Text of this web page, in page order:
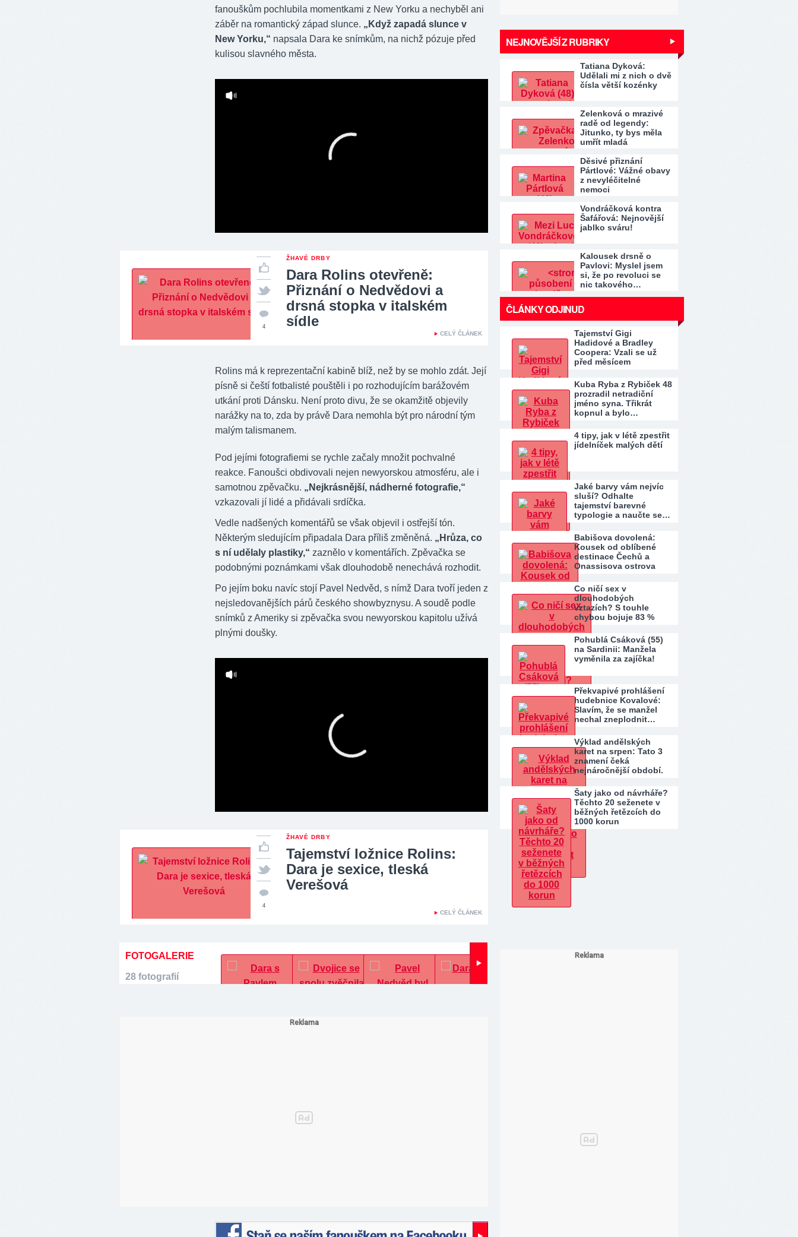
fanouškům pochlubila momentkami z New Yorku a nechyběl ani
záběr na romantický západ slunce. „Když zapadá slunce v
New Yorku,“ napsala Dara ke snímkům, na nichž pózuje před
kulisou slavného města.
ŽHAVÉ DRBY
Dara Rolins otevřeně:
Přiznání o Nedvědovi a
drsná stopka v italském
sídle
CELÝ ČLÁNEK
4
Rolins má k reprezentační kabině blíž, než by se mohlo zdát. Její
písně si čeští fotbalisté pouštěli i po rozhodujícím barážovém
utkání proti Dánsku. Není proto divu, že se okamžitě objevily
narážky na to, zda by právě Dara nemohla být pro národní tým
malým talismanem.
Pod jejími fotografiemi se rychle začaly množit pochvalné
reakce. Fanoušci obdivovali nejen newyorskou atmosféru, ale i
samotnou zpěvačku. „Nejkrásnější, nádherné fotografie,“
vzkazovali jí lidé a přidávali srdíčka.
Vedle nadšených komentářů se však objevil i ostřejší tón.
Některým sledujícím připadala Dara příliš změněná. „Hrůza, co
s ní udělaly plastiky,“ zaznělo v komentářích. Zpěvačka se
podobnými poznámkami však dlouhodobě nenechává rozhodit.
Po jejím boku navíc stojí Pavel Nedvěd, s nímž Dara tvoří jeden z
nejsledovanějších párů českého showbyznysu. A soudě podle
snímků z Ameriky si zpěvačka svou newyorskou kapitolu užívá
plnými doušky.
ŽHAVÉ DRBY
Tajemství ložnice Rolins:
Dara je sexice, tleská
Verešová
CELÝ ČLÁNEK
4
FOTOGALERIE
28 fotografií
NEJNOVĚJŠÍ Z RUBRIKY
Tatiana Dyková:
Udělali mi z nich o dvě
čísla větší kozénky
Zelenková o mrazivé
radě od legendy:
Jitunko, ty bys měla
umřít mladá
Děsivé přiznání
Pártlové: Vážné obavy
z nevyléčitelné
nemoci
Vondráčková kontra
Šafářová: Nejnovější
jablko sváru!
Kalousek drsně o
Pavlovi: Myslel jsem
si, že po revoluci se
nic takového…
ČLÁNKY ODJINUD
Tajemství Gigi
Hadidové a Bradley
Coopera: Vzali se už
před měsícem
Kuba Ryba z Rybiček 48
prozradil netradiční
jméno syna. Třikrát
kopnul a bylo…
4 tipy, jak v létě zpestřit
jídelníček malých dětí
Jaké barvy vám nejvíc
sluší? Odhalte
tajemství barevné
typologie a naučte se…
Babišova dovolená:
Kousek od oblíbené
destinace Čechů a
Onassisova ostrova
Co ničí sex v
dlouhodobých
vztazích? S touhle
chybou bojuje 83 %
párů. Patříte…
Pohublá Csáková (55)
na Sardinii: Manžela
vyměnila za zajíčka!
Překvapivé prohlášení
hudebnice Kovalové:
Slavím, že se manžel
nechal zneplodnit…
Výklad andělských
karet na srpen: Tato 3
znamení čeká
nejnáročnější období.
Šaty jako od návrháře?
Těchto 20 seženete v
běžných řetězcích do
1000 korun